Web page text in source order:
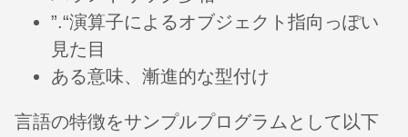
”.“演算子によるオブジェクト指向っぽい
見た目
ある意味、漸進的な型付け
言語の特徴をサンプルプログラムとして以下